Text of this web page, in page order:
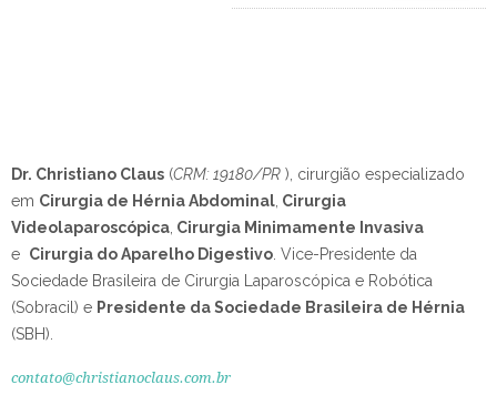
Dr. Christiano Claus (CRM: 19180/PR ), cirurgião especializado
em Cirurgia de Hérnia Abdominal Cirurgia
Videolaparoscópica Cirurgia Minimamente Invasiva
e Cirurgia do Aparelho Digestivo Vice-Presidente da
Sociedade Brasileira de Cirurgia Laparoscópica e Robótica
(Sobracil) e Presidente da Sociedade Brasileira de Hérnia
(SBH).
contato@christianoclaus.com.br